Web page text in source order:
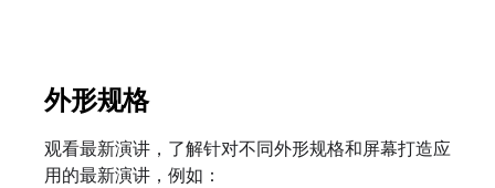
外形规格
观看最新演讲，了解针对不同外形规格和屏幕打造应
用的最新演讲，例如：